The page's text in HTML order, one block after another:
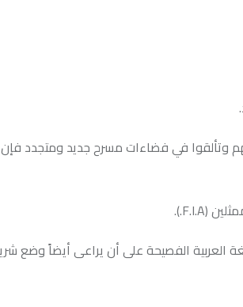
في فضاءات مسرح جديد ومتجدد فإن اللجنة خلصت
على أن يراعى أيضاً وضع شريط الترجمة